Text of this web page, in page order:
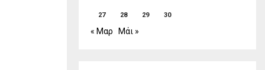
27 28 29 30
« Μαρ Μάι »